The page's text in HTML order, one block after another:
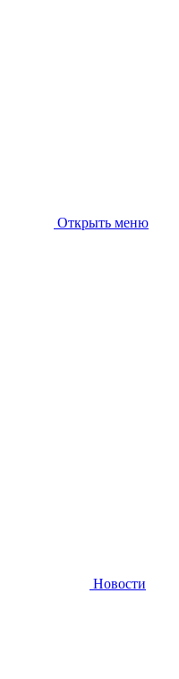
Открыть меню
Новости